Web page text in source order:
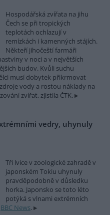
Hospodářská zvířata na jihu
Čech se při tropických
teplotách ochlazují v
remízkách i kamenných stájích.
Někteří jihočeští farmáři
v noci a v největších
budov. Kvůli suchu
musí dobytek přikrmovat
vody a rostou náklady na
zvířat, zjistila ČTK.
vedry, uhynuly
Tři lvice v zoologické zahradě v
japonském Tokiu uhynuly
pravděpodobně v důsledku
horka. Japonsko se toto léto
potýká s vlnami extrémních
BBC News.